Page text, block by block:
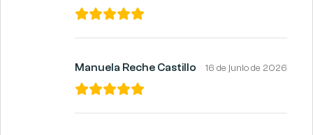
Manuela Reche Castillo 16 de junio de 2026